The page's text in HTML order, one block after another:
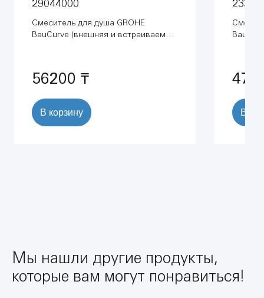
29044000
Смеситель для душа GROHE
BauCurve (внешняя и встраиваемая
56200 ₸
В корзину В
Мы нашли другие продукты,
которые вам могут понравиться!